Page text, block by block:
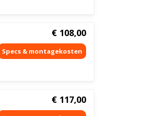
€ 108,00
€ 117,00